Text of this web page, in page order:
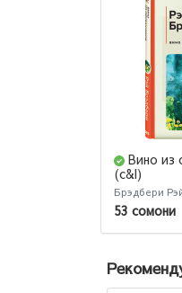
Вино из
(c&l)
Брэдбери
53 сомони